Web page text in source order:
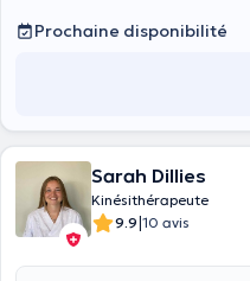
Prochaine disponibilité
Sarah Dillies
Kinésithérapeute
9.9|10 avis